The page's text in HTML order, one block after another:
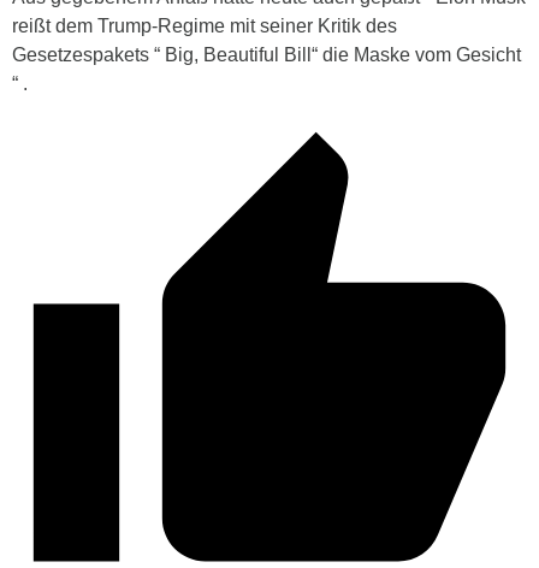
reißt dem Trump-Regime mit seiner Kritik des
Gesetzespakets “ Big, Beautiful Bill“ die Maske vom Gesicht
“ .